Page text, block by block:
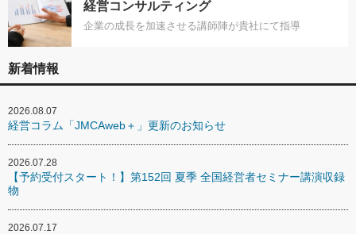
経営コンサルティング
企業の成長を加速させる講師陣が貴社にて指導
新着情報
2026.08.07
経営コラム「JMCAweb＋」更新のお知らせ
2026.07.28
【予約受付スタート！】第152回 夏季 全国経営者セミナー講演収録
物
2026.07.17